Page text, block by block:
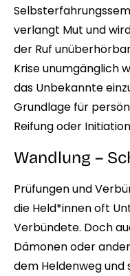
verlangt Mut und
der Ruf
Krise unumgänglich
das Unbekannte
Grundlage für
Reifung oder
Wandlung –
Prüfungen und
die Held*innen oft
Verbündete. Doch
Dämonen oder
dem Heldenweg und